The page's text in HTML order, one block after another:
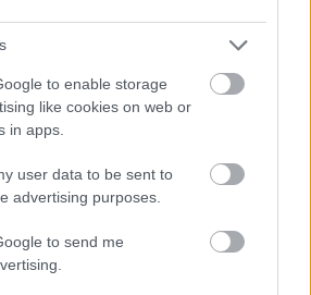
to enable storage
like cookies on web or
in apps.
user data to be sent to
advertising purposes.
to send me
és jelzőlámpás
épül Angyalföldön
jó hírű református